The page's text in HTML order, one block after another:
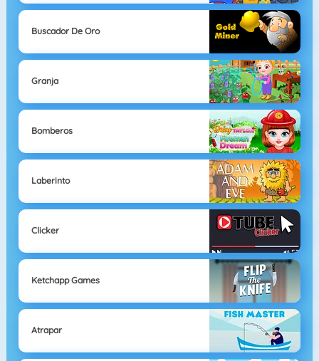
Buscador De Oro
Granja
Bomberos
Laberinto
Clicker
Ketchapp Games
Atrapar